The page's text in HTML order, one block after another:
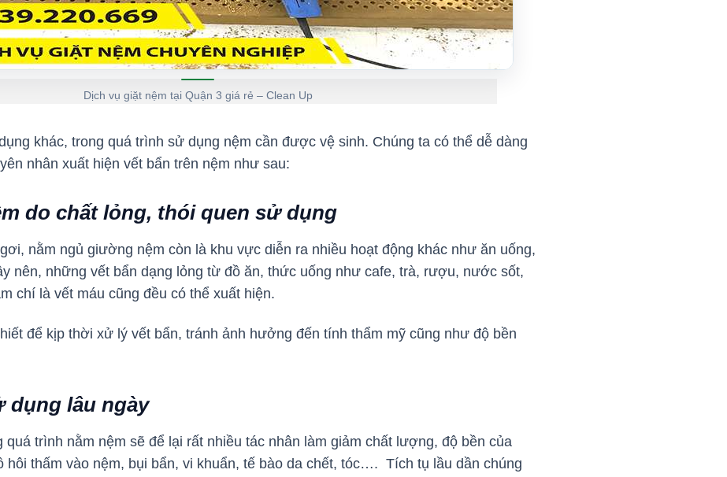
Dịch vụ giặt nệm tại Quận 3 giá rẻ – Clean Up
khác, trong quá trình sử dụng nệm cần được vệ sinh. Chúng ta có thể dễ dàng
nhân xuất hiện vết bẩn trên nệm như sau:
do chất lỏng, thói quen sử dụng
nằm ngủ giường nệm còn là khu vực diễn ra nhiều hoạt động khác như ăn uống,
nên, những vết bẩn dạng lỏng từ đồ ăn, thức uống như cafe, trà, rượu, nước sốt,
chí là vết máu cũng đều có thể xuất hiện.
để kịp thời xử lý vết bẩn, tránh ảnh hưởng đến tính thẩm mỹ cũng như độ bền
dụng lâu ngày
trình nằm nệm sẽ để lại rất nhiều tác nhân làm giảm chất lượng, độ bền của
hôi thấm vào nệm, bụi bẩn, vi khuẩn, tế bào da chết, tóc…. Tích tụ lầu dần chúng